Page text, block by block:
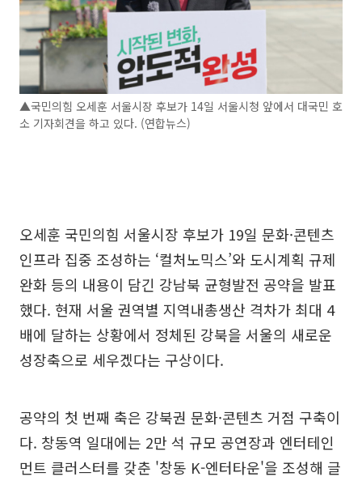
▲국민의힘 오세훈 서울시장 후보가 14일 서울시청 앞에서 대국민 호
소 기자회견을 하고 있다. (연합뉴스)
오세훈 국민의힘 서울시장 후보가 19일 문화·콘텐츠
인프라 집중 조성하는 ‘컬처노믹스’와 도시계획 규제
완화 등의 내용이 담긴 강남북 균형발전 공약을 발표
했다. 현재 서울 권역별 지역내총생산 격차가 최대 4
배에 달하는 상황에서 정체된 강북을 서울의 새로운
성장축으로 세우겠다는 구상이다.
공약의 첫 번째 축은 강북권 문화·콘텐츠 거점 구축이
다. 창동역 일대에는 2만 석 규모 공연장과 엔터테인
먼트 클러스터를 갖춘 '창동 K-엔터타운'을 조성해 글